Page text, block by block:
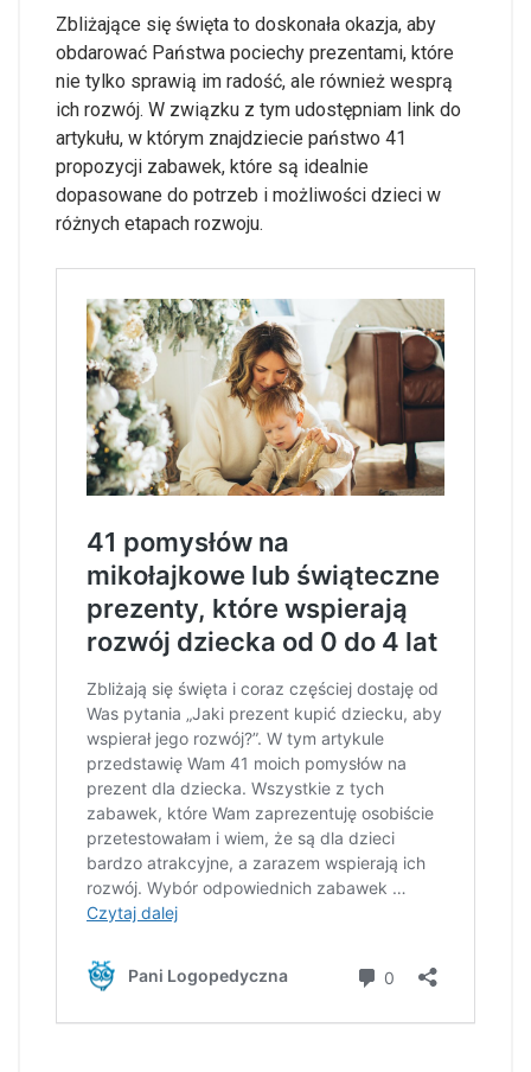
Zbliżające się święta to doskonała okazja, aby
obdarować Państwa pociechy prezentami, które
nie tylko sprawią im radość, ale również wesprą
ich rozwój. W związku z tym udostępniam link do
artykułu, w którym znajdziecie państwo 41
propozycji zabawek, które są idealnie
dopasowane do potrzeb i możliwości dzieci w
różnych etapach rozwoju.